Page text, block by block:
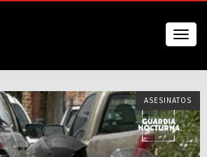
ASESINATOS